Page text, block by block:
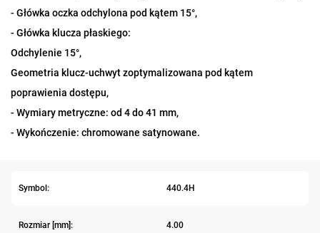
- Główka oczka odchylona pod kątem 15°,
- Główka klucza płaskiego:
Odchylenie 15°,
Geometria klucz-uchwyt zoptymalizowana pod kątem
poprawienia dostępu,
- Wymiary metryczne: od 4 do 41 mm,
- Wykończenie: chromowane satynowane.
Symbol: 440.4H
Rozmiar [mm]: 4.00